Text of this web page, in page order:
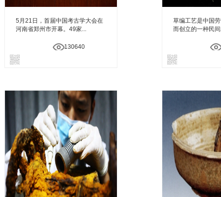
5月21日，首届中国考古学大会在
河南省郑州市开幕。49家...
130640
草编工艺是中国
而创立的一种民